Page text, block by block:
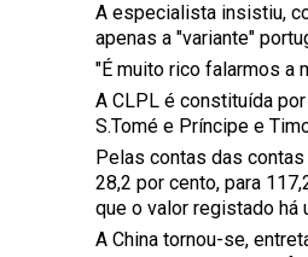
A especialista insistiu,
apenas a "variante"
"É muito rico falarmos a
A CLPL é constituída
S.Tomé e Príncipe e
Pelas contas das
28,2 por cento, para
que o valor registado há
A China tornou-se,